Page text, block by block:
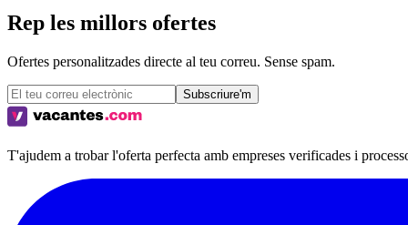
Rep les millors ofertes
Ofertes personalitzades directe al teu correu. Sense spam.
Subscriure'm
T'ajudem a trobar l'oferta perfecta amb empreses verificades i